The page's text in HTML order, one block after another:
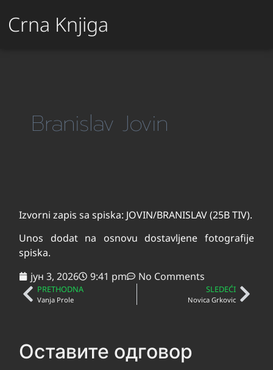
Crna Knjiga
Branislav Jovin
Izvorni zapis sa spiska: JOVIN/BRANISLAV (25B TIV).
Unos dodat na osnovu dostavljene fotografije
spiska.
јун 3, 2026
9:41 pm No Comments
PRETHODNA
Vanja Prole
SLEDEĆI
Novica Grkovic
Оставите одговор